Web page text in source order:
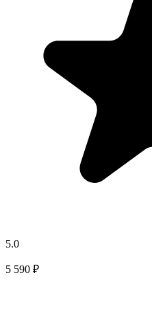
5.0
5 590 ₽